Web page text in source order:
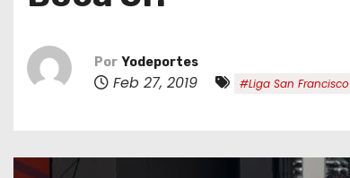
Por Yodeportes
Feb 27, 2019 #Liga San Francisco